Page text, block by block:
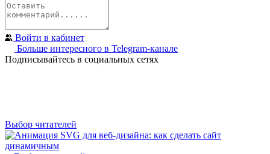
Войти в кабинет
Больше интересного в Telegram‑канале
Подписывайтесь в социальных сетях
Выбор читателей